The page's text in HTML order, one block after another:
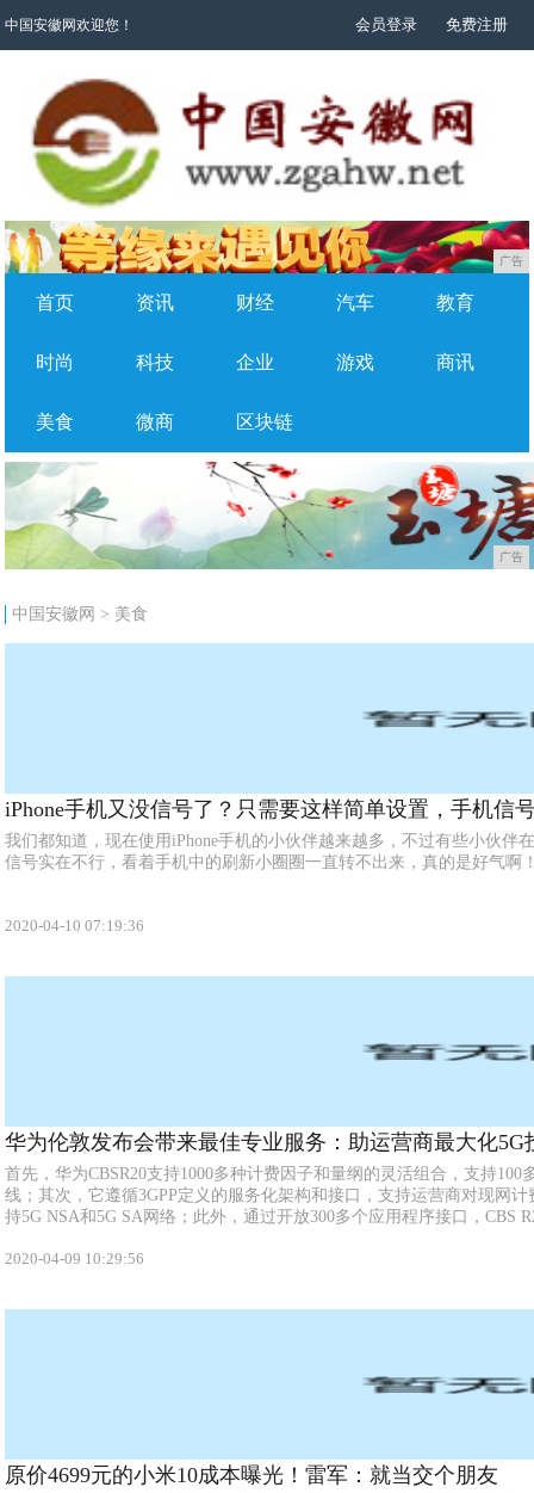
中国安徽网欢迎您！ 会员登录 免费注册
广告
首页 资讯 财经 汽车 教育
时尚 科技 企业 游戏 商讯
美食 微商 区块链
广告
中国安徽网 > 美食
iPhone手机又没信号了？只需要这样简单设置，手机信
我们都知道，现在使用iPhone手机的小伙伴越来越多，不过有些小伙伴
信号实在不行，看着手机中的刷新小圈圈一直转不出来，真的是好气啊
2020-04-10 07:19:36
华为伦敦发布会带来最佳专业服务：助运营商最大化5G
首先，华为CBSR20支持1000多种计费因子和量纲的灵活组合，支持100
线；其次，它遵循3GPP定义的服务化架构和接口，支持运营商对现网
持5G NSA和5G SA网络；此外，通过开放300多个应用程序接口，CBS
2020-04-09 10:29:56
原价4699元的小米10成本曝光！雷军：就当交个朋友